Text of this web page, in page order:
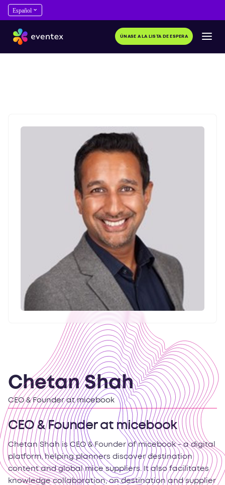
ÚNASE A LA LISTA DE ESPERA
Chetan Shah
CEO & Founder at micebook
CEO & Founder at micebook
Chetan Shah is CEO & Founder of micebook - a digital
platform, helping planners discover destination
content and global mice suppliers. It also facilitates
knowledge collaboration, on destination and supplier